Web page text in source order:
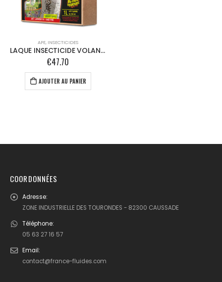
APE, INSECTICIDES
LAQUE INSECTICIDE VOLANTS – Kit 4 X Sprayeur 250 ml
€47.70
AJOUTER AU PANIER
COORDONNÉES
Adresse:
ZONE INDUSTRIELLE DES TOURONDES - 82300 CAUSSADE
Téléphone:
05 63 27 16 57
Email:
contact@france-fluides.com